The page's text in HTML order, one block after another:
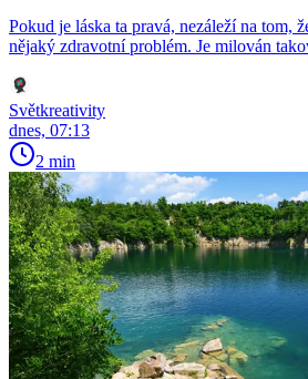
Pokud je láska ta pravá, nezáleží na tom,
nějaký zdravotní problém. Je milován
Světkreativity
dnes, 07:13
2 min